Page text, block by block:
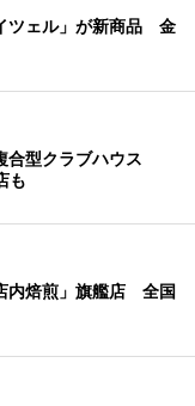
ツェル」が新商品 金
合型クラブハウス
も
内焙煎」旗艦店 全国